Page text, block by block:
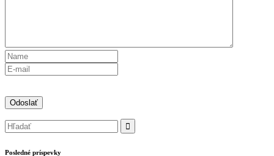
Posledné príspevky